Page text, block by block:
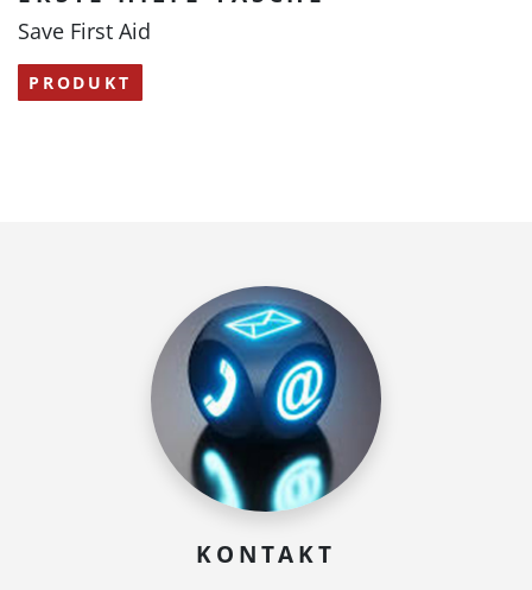
Save First Aid
PRODUKT
KONTAKT